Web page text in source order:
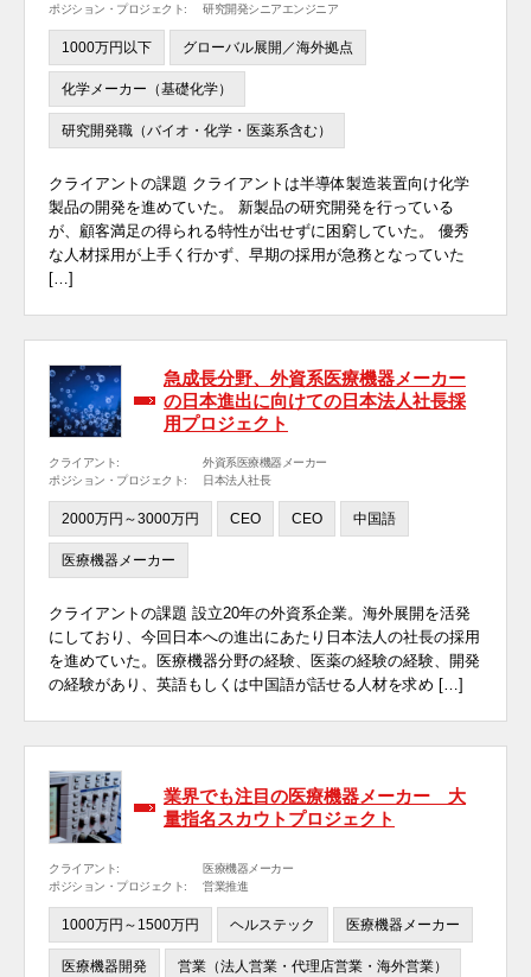
ポジション・プロジェクト:
研究開発シニアエンジニア
1000万円以下 グローバル展開／海外拠点
化学メーカー（基礎化学）
研究開発職（バイオ・化学・医薬系含む）
クライアントの課題 クライアントは半導体製造装置向け化学
製品の開発を進めていた。 新製品の研究開発を行っている
が、顧客満足の得られる特性が出せずに困窮していた。 優秀
な人材採用が上手く行かず、早期の採用が急務となっていた
[…]
急成長分野、外資系医療機器メーカー
の日本進出に向けての日本法人社長採
用プロジェクト
クライアント:
外資系医療機器メーカー
ポジション・プロジェクト:
日本法人社長
2000万円～3000万円 CEO CEO 中国語
医療機器メーカー
クライアントの課題 設立20年の外資系企業。海外展開を活発
にしており、今回日本への進出にあたり日本法人の社長の採用
を進めていた。医療機器分野の経験、医薬の経験の経験、開発
の経験があり、英語もしくは中国語が話せる人材を求め […]
業界でも注目の医療機器メーカー 大
量指名スカウトプロジェクト
クライアント:
医療機器メーカー
ポジション・プロジェクト:
営業推進
1000万円～1500万円 ヘルステック 医療機器メーカー
医療機器開発 営業（法人営業・代理店営業・海外営業）